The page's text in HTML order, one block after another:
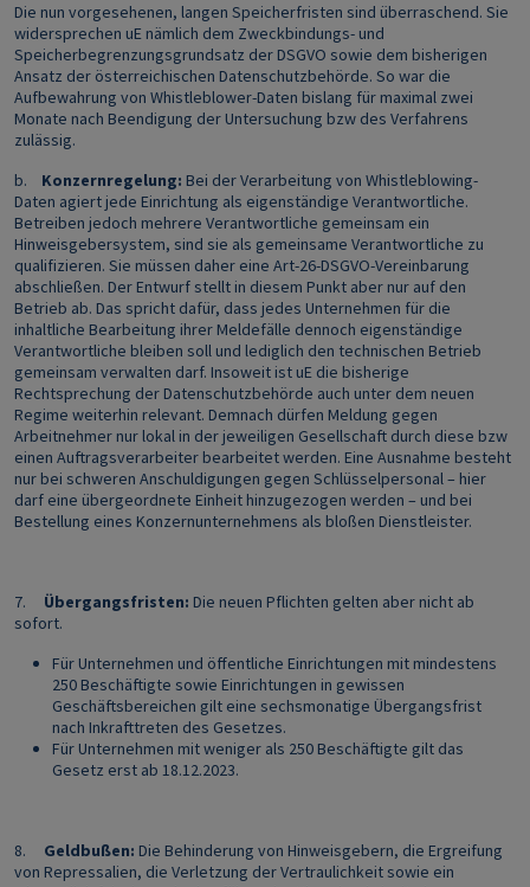
Die nun vorgesehenen, langen Speicherfristen sind überraschend. Sie
widersprechen uE nämlich dem Zweckbindungs- und
Speicherbegrenzungsgrundsatz der DSGVO sowie dem bisherigen
Ansatz der österreichischen Datenschutzbehörde. So war die
Aufbewahrung von Whistleblower-Daten bislang für maximal zwei
Monate nach Beendigung der Untersuchung bzw des Verfahrens
zulässig.
b. Konzernregelung: Bei der Verarbeitung von Whistleblowing-
Daten agiert jede Einrichtung als eigenständige Verantwortliche.
Betreiben jedoch mehrere Verantwortliche gemeinsam ein
Hinweisgebersystem, sind sie als gemeinsame Verantwortliche zu
qualifizieren. Sie müssen daher eine Art-26-DSGVO-Vereinbarung
abschließen. Der Entwurf stellt in diesem Punkt aber nur auf den
Betrieb ab. Das spricht dafür, dass jedes Unternehmen für die
inhaltliche Bearbeitung ihrer Meldefälle dennoch eigenständige
Verantwortliche bleiben soll und lediglich den technischen Betrieb
gemeinsam verwalten darf. Insoweit ist uE die bisherige
Rechtsprechung der Datenschutzbehörde auch unter dem neuen
Regime weiterhin relevant. Demnach dürfen Meldung gegen
Arbeitnehmer nur lokal in der jeweiligen Gesellschaft durch diese bzw
einen Auftragsverarbeiter bearbeitet werden. Eine Ausnahme besteht
nur bei schweren Anschuldigungen gegen Schlüsselpersonal – hier
darf eine übergeordnete Einheit hinzugezogen werden – und bei
Bestellung eines Konzernunternehmens als bloßen Dienstleister.
7. Übergangsfristen: Die neuen Pflichten gelten aber nicht ab
sofort.
Für Unternehmen und öffentliche Einrichtungen mit mindestens
250 Beschäftigte sowie Einrichtungen in gewissen
Geschäftsbereichen gilt eine sechsmonatige Übergangsfrist
nach Inkrafttreten des Gesetzes.
Für Unternehmen mit weniger als 250 Beschäftigte gilt das
Gesetz erst ab 18.12.2023.
8. Geldbußen: Die Behinderung von Hinweisgebern, die Ergreifung
von Repressalien, die Verletzung der Vertraulichkeit sowie ein